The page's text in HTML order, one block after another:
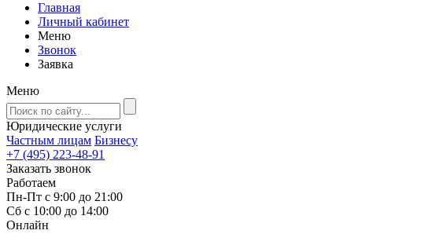
Главная
Личный кабинет
Меню
Звонок
Заявка
Меню
Юридические услуги
Частным лицам Бизнесу
+7 (495) 223-48-91
Заказать звонок
Работаем
Пн-Пт с 9:00 до 21:00
Сб с 10:00 до 14:00
Онлайн